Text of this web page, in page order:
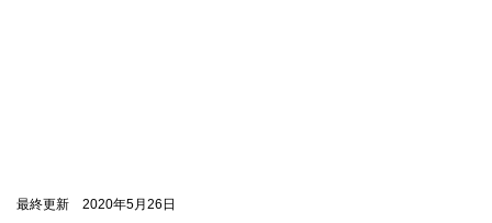
最終更新 2020年5月26日